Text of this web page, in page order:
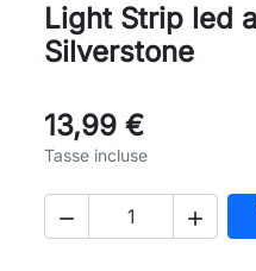
Light Strip led
Silverstone
13,99 €
Tasse incluse
 